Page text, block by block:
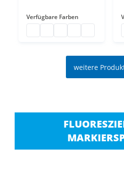
Verfügbare Farben
weitere